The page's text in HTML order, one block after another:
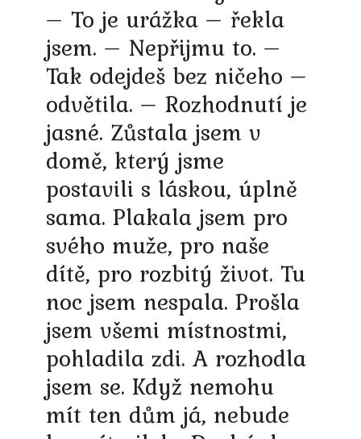
– To je urážka – řekla
jsem. – Nepřijmu to. –
Tak odejdeš bez ničeho –
odvětila. – Rozhodnutí je
jasné. Zůstala jsem v
domě, který jsme
postavili s láskou, úplně
sama. Plakala jsem pro
svého muže, pro naše
dítě, pro rozbitý život. Tu
noc jsem nespala. Prošla
jsem všemi místnostmi,
pohladila zdi. A rozhodla
jsem se. Když nemohu
mít ten dům já, nebude